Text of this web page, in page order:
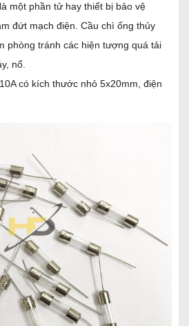
một phần tử hay thiết bị bảo vệ
đứt mạch điện. Cầu chì ống thủy
phòng tránh các hiện tượng quá tải
nổ.
có kích thước nhỏ 5x20mm, điện